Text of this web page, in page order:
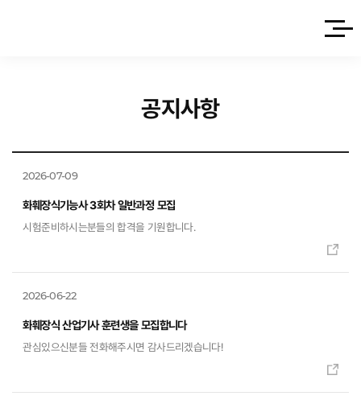
사이트
공지사항
2026-07-09
화훼장식기능사 3회차 일반과정 모집
시험준비하시는분들의 합격을 기원합니다.
2026-06-22
화훼장식 산업기사 훈련생을 모집합니다
관심있으신분들 전화해주시면 감사드리겠습니다!